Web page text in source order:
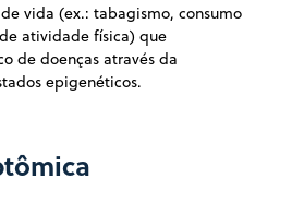
vida (ex.: tabagismo, consumo
atividade física) que
de doenças através da
epigenéticos.